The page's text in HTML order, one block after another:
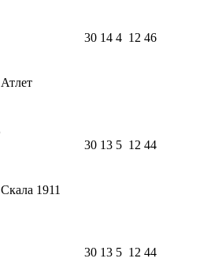
Атлет
30 14 4 12 46
Скала 1911
30 13 5 12 44
30 13 5 12 44